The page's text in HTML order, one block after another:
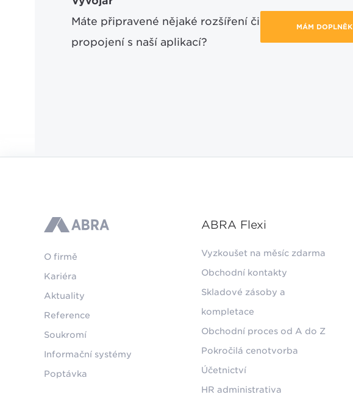
Máte připravené nějaké rozšíření či
propojení s naší aplikací?
MÁM DOPLNĚK
ABRA
O firmě
Kariéra
Aktuality
Reference
Soukromí
Informační systémy
Poptávka
ABRA Flexi
Vyzkoušet na měsíc zdarma
Obchodní kontakty
Skladové zásoby a
kompletace
Obchodní proces od A do Z
Pokročilá cenotvorba
Účetnictví
HR administrativa